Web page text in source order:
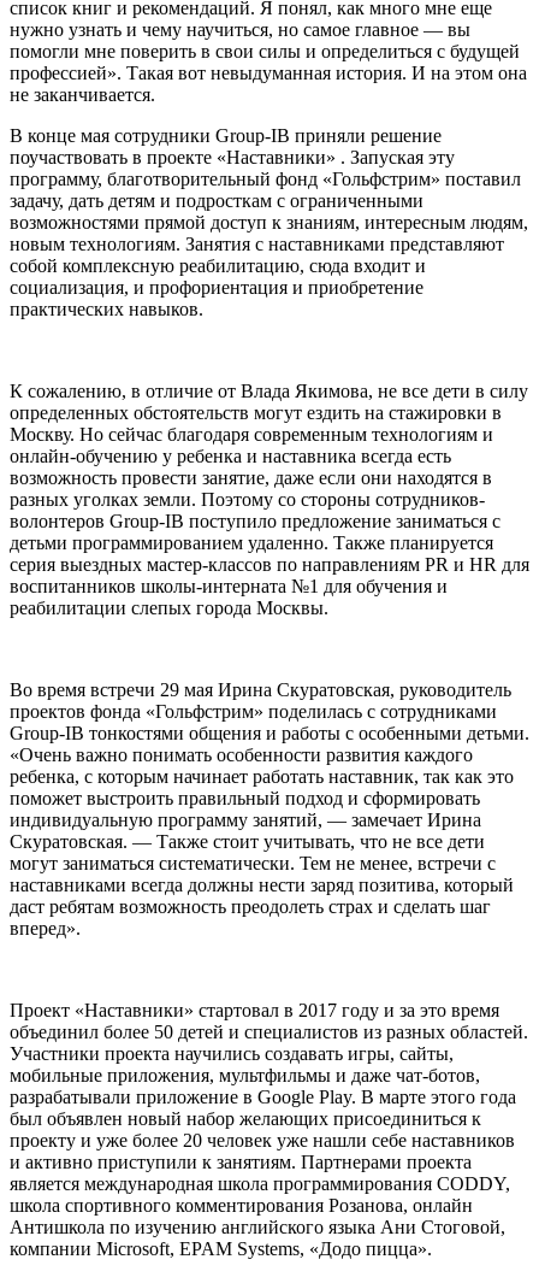
список книг и рекомендаций. Я понял, как много мне еще
нужно узнать и чему научиться, но самое главное — вы
помогли мне поверить в свои силы и определиться с будущей
профессией». Такая вот невыдуманная история. И на этом она
не заканчивается.
В конце мая сотрудники Group-IB приняли решение
поучаствовать в проекте «Наставники» . Запуская эту
программу, благотворительный фонд «Гольфстрим» поставил
задачу, дать детям и подросткам с ограниченными
возможностями прямой доступ к знаниям, интересным людям,
новым технологиям. Занятия с наставниками представляют
собой комплексную реабилитацию, сюда входит и
социализация, и профориентация и приобретение
практических навыков.
К сожалению, в отличие от Влада Якимова, не все дети в силу
определенных обстоятельств могут ездить на стажировки в
Москву. Но сейчас благодаря современным технологиям и
онлайн-обучению у ребенка и наставника всегда есть
возможность провести занятие, даже если они находятся в
разных уголках земли. Поэтому со стороны сотрудников-
волонтеров Group-IB поступило предложение заниматься с
детьми программированием удаленно. Также планируется
серия выездных мастер-классов по направлениям PR и HR для
воспитанников школы-интерната №1 для обучения и
реабилитации слепых города Москвы.
Во время встречи 29 мая Ирина Скуратовская, руководитель
проектов фонда «Гольфстрим» поделилась с сотрудниками
Group-IB тонкостями общения и работы с особенными детьми.
«Очень важно понимать особенности развития каждого
ребенка, с которым начинает работать наставник, так как это
поможет выстроить правильный подход и сформировать
индивидуальную программу занятий, — замечает Ирина
Скуратовская. — Также стоит учитывать, что не все дети
могут заниматься систематически. Тем не менее, встречи с
наставниками всегда должны нести заряд позитива, который
даст ребятам возможность преодолеть страх и сделать шаг
вперед».
Проект «Наставники» стартовал в 2017 году и за это время
объединил более 50 детей и специалистов из разных областей.
Участники проекта научились создавать игры, сайты,
мобильные приложения, мультфильмы и даже чат-ботов,
разрабатывали приложение в Google Play. В марте этого года
был объявлен новый набор желающих присоединиться к
проекту и уже более 20 человек уже нашли себе наставников
и активно приступили к занятиям. Партнерами проекта
является международная школа программирования CODDY,
школа спортивного комментирования Розанова, онлайн
Антишкола по изучению английского языка Ани Стоговой,
компании Microsoft, EPAM Systems, «Додо пицца».